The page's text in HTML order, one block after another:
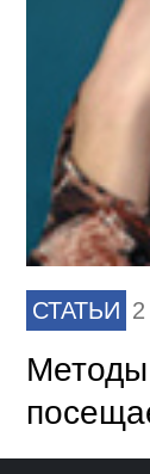
СТАТЬИ
Методы